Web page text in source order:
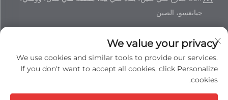
جيانغسو، الصين
[email protected]
حقوق النشر © شركة جيانغسو شيزهان المحدودة جميع الحقوق محفوظة -
We value your privacy
We use cookies and similar tools to provide our services.
If you don't want to accept all cookies, click Personalize
cookies.